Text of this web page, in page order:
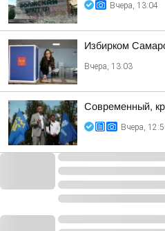
Вчера, 13:04
Избирком
Вчера, 13:03
Современный,
Вчера,